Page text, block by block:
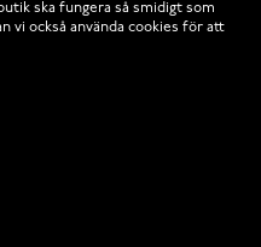
ska fungera så smidigt som
vi också använda cookies för att